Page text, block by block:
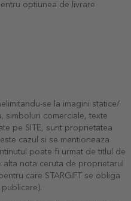
optiunea de livrare
se la imagini statice/
simboluri comerciale, texte
pe SITE, sunt proprietatea
cazul si se mentioneaza
poate fi urmat de titlul de
nota ceruta de proprietarul
care STARGIFT se obliga